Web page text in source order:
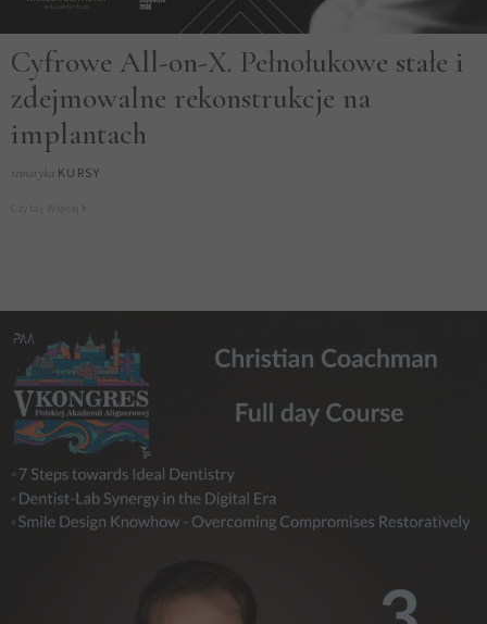
Cyfrowe All-on-X. Pełnołukowe stałe i
zdejmowalne rekonstrukcje na
implantach
tematyka KURSY